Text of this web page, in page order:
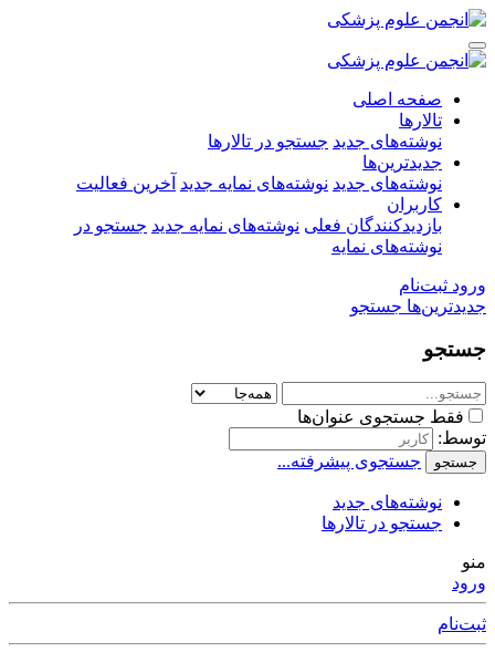
صفحه اصلی
تالارها
نوشته‌های جدید جستجو در تالارها
جدیدترین‌ها
نوشته‌های جدید نوشته‌های نمایه جدید آخرین فعالیت
کاربران
بازدیدکنندگان فعلی نوشته‌های نمایه جدید جستجو در
نوشته‌های نمایه
ورود ثبت‌نام
جدیدترین‌ها جستجو
جستجو
فقط جستجوی عنوان‌ها
توسط:
جستجو جستجوی پیشرفته...
نوشته‌های جدید
جستجو در تالارها
منو
ورود
ثبت‌نام